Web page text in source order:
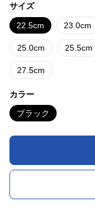
サイズ
22.5cm 23.0cm
25.0cm 25.5cm
27.5cm
カラー
ブラック